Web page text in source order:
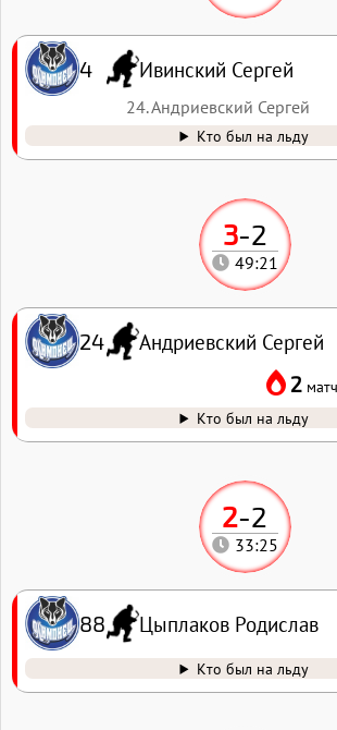
2-2
33:25
88 Цыплаков Родислав
Кто был на льду
3-2
49:21
24 Андриевский Сергей
2
Кто был на льду
4 Ивинский Сергей
24. Андриевский Сергей
Кто был на льду